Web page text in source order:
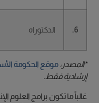
6. الدكتوراه
*المصدر: موقع الحكومة
إرشادية فقط.
غالباً ما تكون برامج العلوم